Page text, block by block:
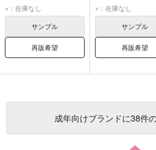
×：在庫なし
サンプル
再販希望
松野一松
松野チョロ松
×：在庫なし
サンプル
再販希望
成年向けブランドに38件